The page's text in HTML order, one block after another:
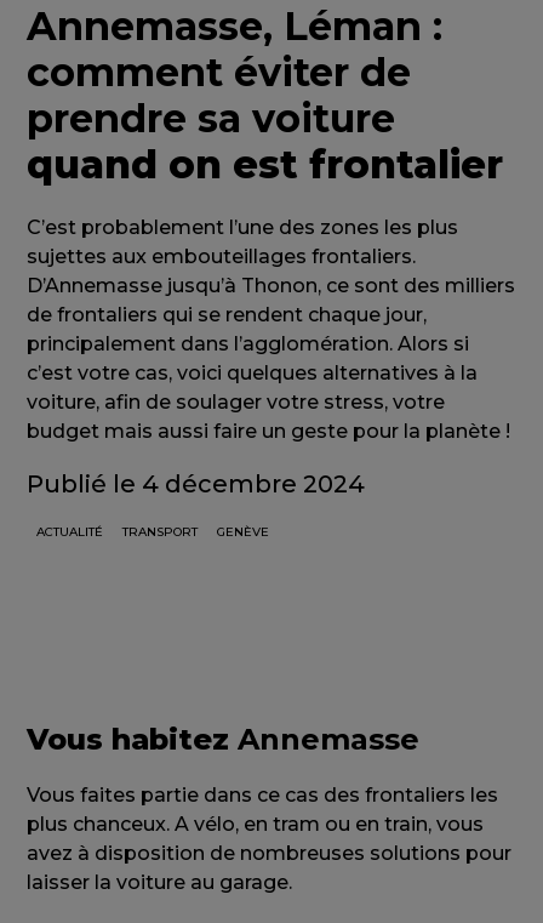
Annemasse, Léman :
comment éviter de
prendre sa voiture
quand on est frontalier
C’est probablement l’une des zones les plus
sujettes aux embouteillages frontaliers.
D’Annemasse jusqu’à Thonon, ce sont des milliers
de frontaliers qui se rendent chaque jour,
principalement dans l’agglomération. Alors si
c’est votre cas, voici quelques alternatives à la
voiture, afin de soulager votre stress, votre
budget mais aussi faire un geste pour la planète !
Publié le 4 décembre 2024
ACTUALITÉ TRANSPORT GENÈVE
Vous habitez Annemasse
Vous faites partie dans ce cas des frontaliers les
plus chanceux. A vélo, en tram ou en train, vous
avez à disposition de nombreuses solutions pour
laisser la voiture au garage.